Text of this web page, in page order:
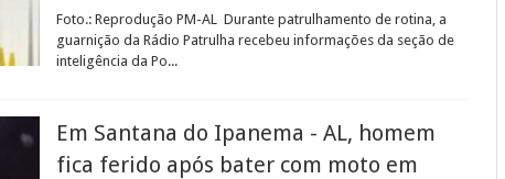
Foto.: Reprodução PM-AL Durante patrulhamento de rotina, a
guarnição da Rádio Patrulha recebeu informações da seção de
inteligência da Po...
Em Santana do Ipanema - AL, homem
fica ferido após bater com moto em